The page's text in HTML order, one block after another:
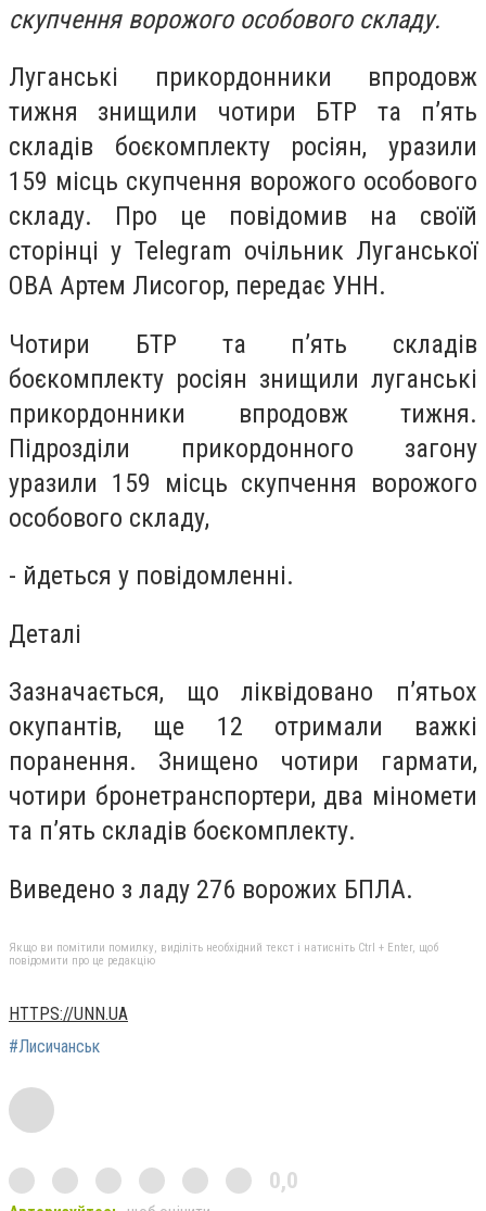
скупчення ворожого особового складу.
Луганські прикордонники впродовж
тижня знищили чотири БТР та п’ять
складів боєкомплекту росіян, уразили
159 місць скупчення ворожого особового
складу. Про це повідомив на своїй
сторінці у Telegram очільник Луганської
ОВА Артем Лисогор, передає УНН.
Чотири БТР та п’ять складів
боєкомплекту росіян знищили луганські
прикордонники впродовж тижня.
Підрозділи прикордонного загону
уразили 159 місць скупчення ворожого
особового складу,
- йдеться у повідомленні.
Деталі
Зазначається, що ліквідовано п’ятьох
окупантів, ще 12 отримали важкі
поранення. Знищено чотири гармати,
чотири бронетранспортери, два міномети
та п’ять складів боєкомплекту.
Виведено з ладу 276 ворожих БПЛА.
Якщо ви помітили помилку, виділіть необхідний текст і натисніть Ctrl + Enter, щоб
повідомити про це редакцію
HTTPS://UNN.UA
#Лисичанськ
0,0